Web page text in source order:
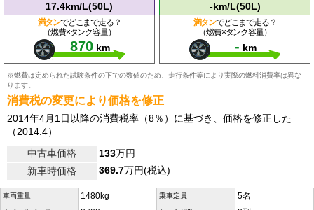
17.4km/L(50L)
満タンでどこまで走る？
（燃費×タンク容量）
870 km
-km/L(50L)
満タンでどこまで走る？
（燃費×タンク容量）
- km
※燃費は定められた試験条件の下での数値のため、走行条件等により実際の燃料消費率は異な
ります。
消費税の変更により価格を修正
2014年4月1日以降の消費税率（8％）に基づき、価格を修正した
（2014.4）
中古車価格
133万円
新車時価格
369.7万円(税込)
車両重量 1480kg 乗車定員 5名